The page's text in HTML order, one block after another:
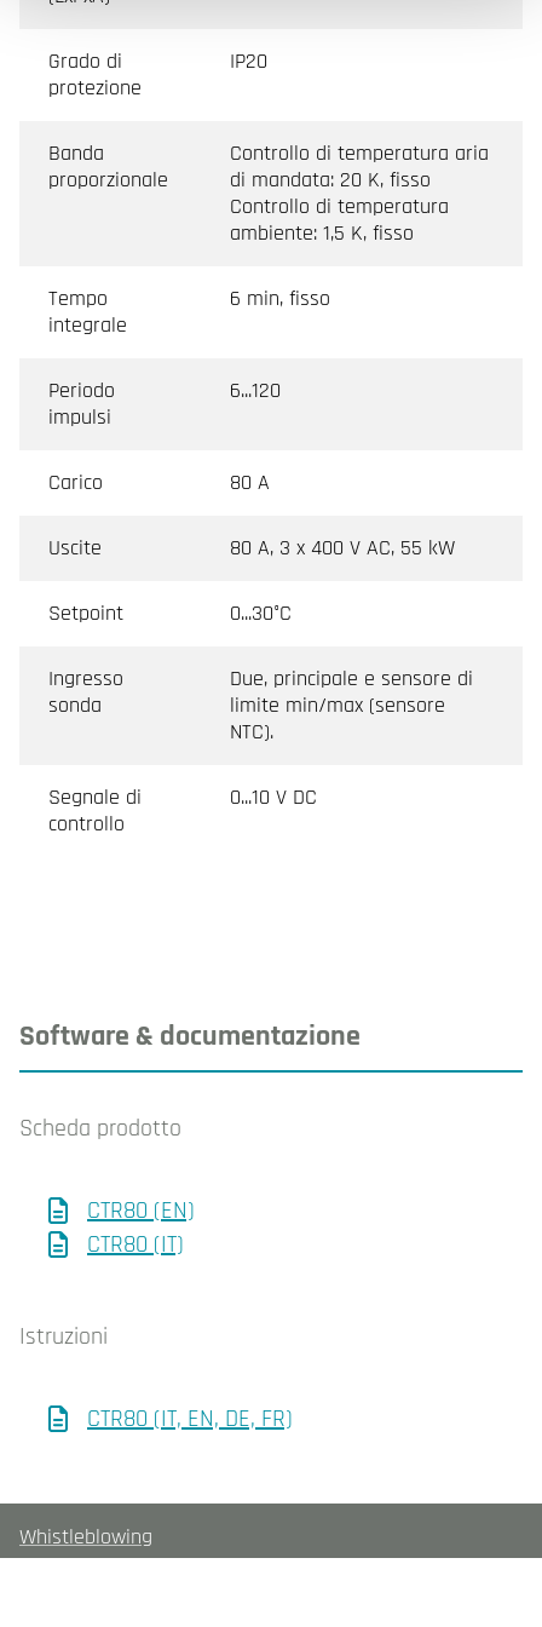
Grado di
protezione
IP20
Banda
proporzionale
Controllo di temperatura aria
di mandata: 20 K, fisso
Controllo di temperatura
ambiente: 1,5 K, fisso
Tempo
integrale
6 min, fisso
Periodo
impulsi
6...120
Carico 80 A
Uscite 80 A, 3 x 400 V AC, 55 kW
Setpoint 0...30°C
Ingresso
sonda
Due, principale e sensore di
limite min/max (sensore
NTC).
Segnale di
controllo
0...10 V DC
Software & documentazione
Scheda prodotto
CTR80 (EN)
CTR80 (IT)
Istruzioni
CTR80 (IT, EN, DE, FR)
Whistleblowing
Cookie policy